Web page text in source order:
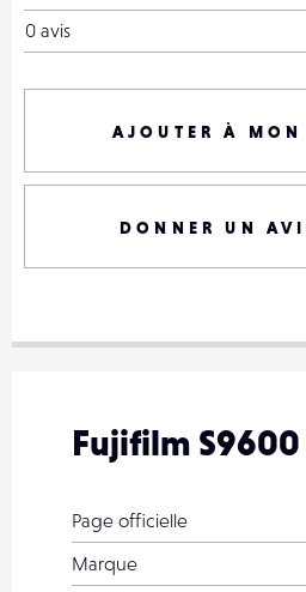
0 avis
AJOUTER À MON
DONNER UN
Fujifilm S9600
Page officielle
Marque